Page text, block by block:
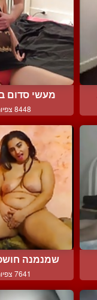
מעשי סדום
8448 צפיות
שמנמנה
7641 צפיות